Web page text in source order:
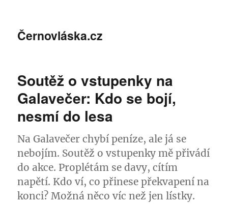
Černovláska.cz
Soutěž o vstupenky na
Galavečer: Kdo se bojí,
nesmí do lesa
Na Galavečer chybí peníze, ale já se
nebojím. Soutěž o vstupenky mě přivádí
do akce. Proplétám se davy, cítím
napětí. Kdo ví, co přinese překvapení na
konci? Možná něco víc než jen lístky.